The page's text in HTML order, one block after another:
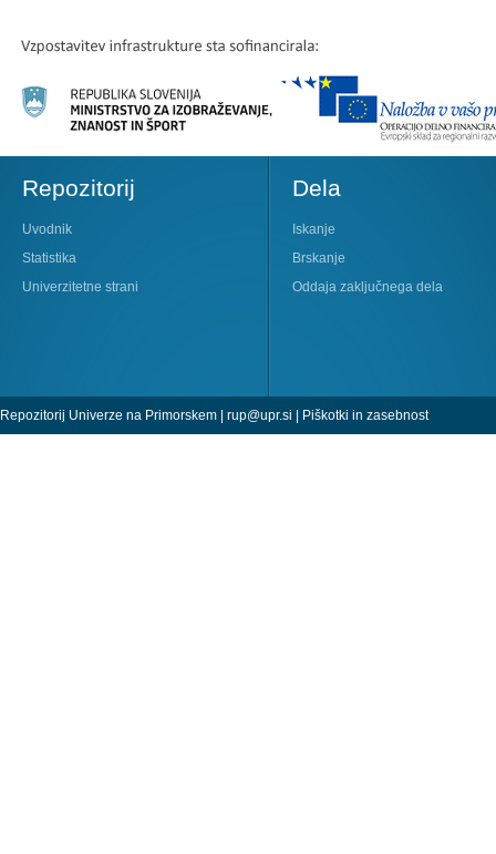
Repozitorij
Uvodnik
Statistika
Univerzitetne strani
Dela
Iskanje
Brskanje
Oddaja zaključnega dela
Repozitorij Univerze na Primorskem | rup@upr.si | Piškotki in zasebnost